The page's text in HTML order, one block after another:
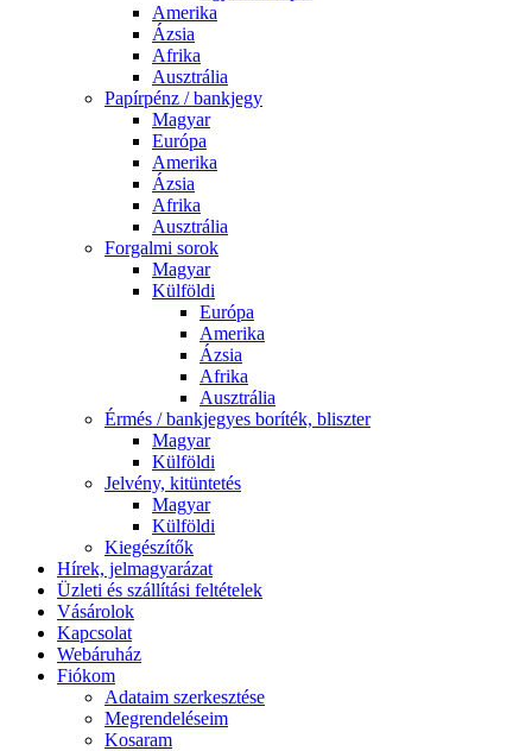
Amerika
Ázsia
Afrika
Ausztrália
Papírpénz / bankjegy
Magyar
Európa
Amerika
Ázsia
Afrika
Ausztrália
Forgalmi sorok
Magyar
Külföldi
Európa
Amerika
Ázsia
Afrika
Ausztrália
Érmés / bankjegyes boríték, bliszter
Magyar
Külföldi
Jelvény, kitüntetés
Magyar
Külföldi
Kiegészítők
Hírek, jelmagyarázat
Üzleti és szállítási feltételek
Vásárolok
Kapcsolat
Webáruház
Fiókom
Adataim szerkesztése
Megrendeléseim
Kosaram